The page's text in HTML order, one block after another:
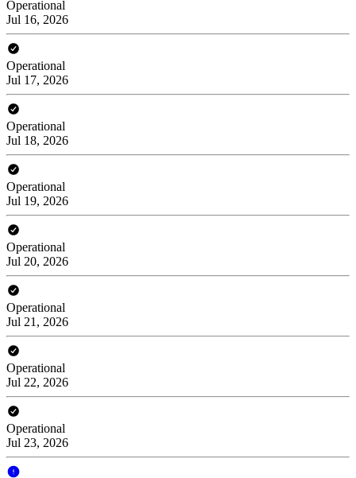
Operational
Jul 16, 2026
Operational
Jul 17, 2026
Operational
Jul 18, 2026
Operational
Jul 19, 2026
Operational
Jul 20, 2026
Operational
Jul 21, 2026
Operational
Jul 22, 2026
Operational
Jul 23, 2026